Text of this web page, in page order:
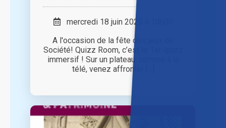
mercredi 18 juin 2025 à 10h00
A l'occasion de la fête des jeux de
Société! Quizz Room, c’est le 1er quizz
immersif ! Sur un plateau, comme à la
télé, venez affronter [...]